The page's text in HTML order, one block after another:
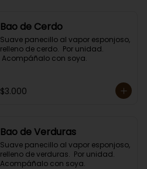
Bao de Cerdo
Suave panecillo al vapor esponjoso,
relleno de cerdo.  Por unidad.
Acompáñalo con soya.
$3.000
Bao de Verduras
Suave panecillo al vapor esponjoso,
relleno de verduras.  Por unidad.
Acompáñalo con soya.